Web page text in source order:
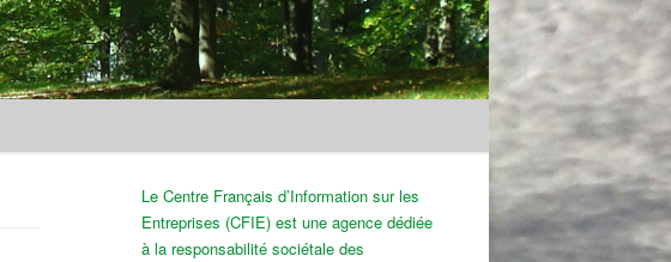
Le Centre Français d’Information sur les
Entreprises (CFIE) est une agence dédiée
à la responsabilité sociétale des